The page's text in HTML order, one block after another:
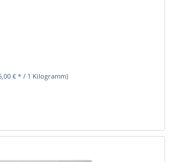
€ * / 1 Kilogramm)